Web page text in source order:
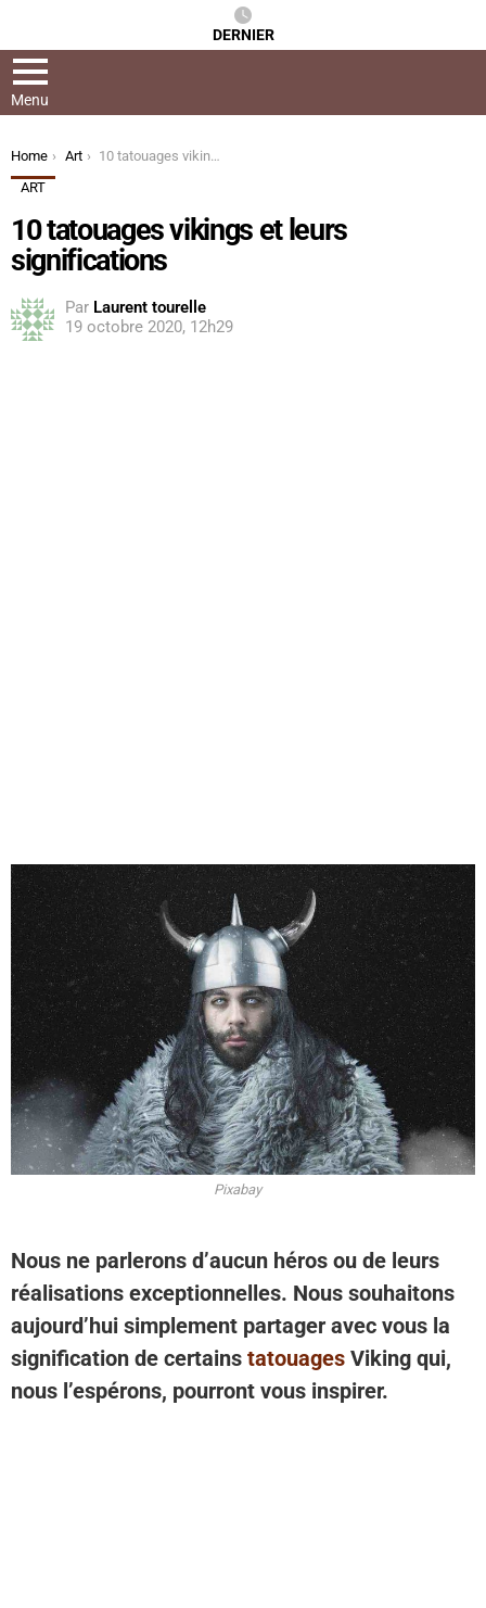
DERNIER
Menu
You are here:
Home Art
10 tatouages ​​vikings et leurs significations
ART
10 tatouages ​​vikings et leurs
significations
Par Laurent tourelle
19 octobre 2020, 12h29
Pixabay
Nous ne parlerons d’aucun héros ou de leurs
réalisations exceptionnelles. Nous souhaitons
aujourd’hui simplement partager avec vous la
signification de certains tatouages ​​Viking qui,
nous l’espérons, pourront vous inspirer.